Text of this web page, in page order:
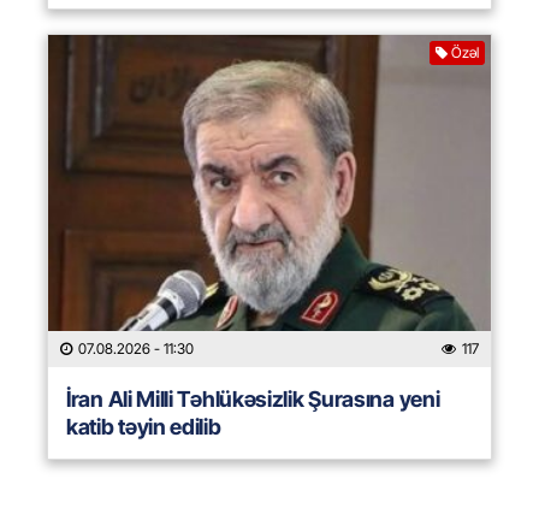
Özəl
07.08.2026 - 11:30 117
İran Ali Milli Təhlükəsizlik Şurasına yeni
katib təyin edilib